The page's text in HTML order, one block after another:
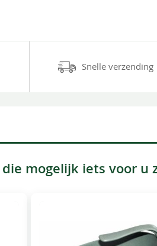
Snelle verzending
mogelijk iets voor u